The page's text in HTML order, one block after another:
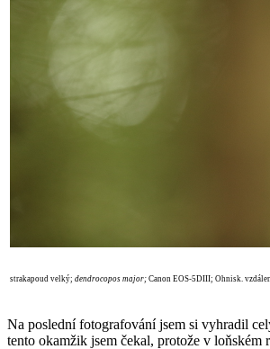
strakapoud velký; dendrocopos major; Canon EOS-5DIII; Ohnisk.
Na poslední fotografování jsem si vyhradil
tento okamžik jsem čekal, protože v loňském